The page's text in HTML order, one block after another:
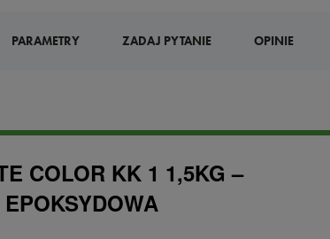
PARAMETRY ZADAJ PYTANIE OPINIE
COLOR KK 1 1,5KG –